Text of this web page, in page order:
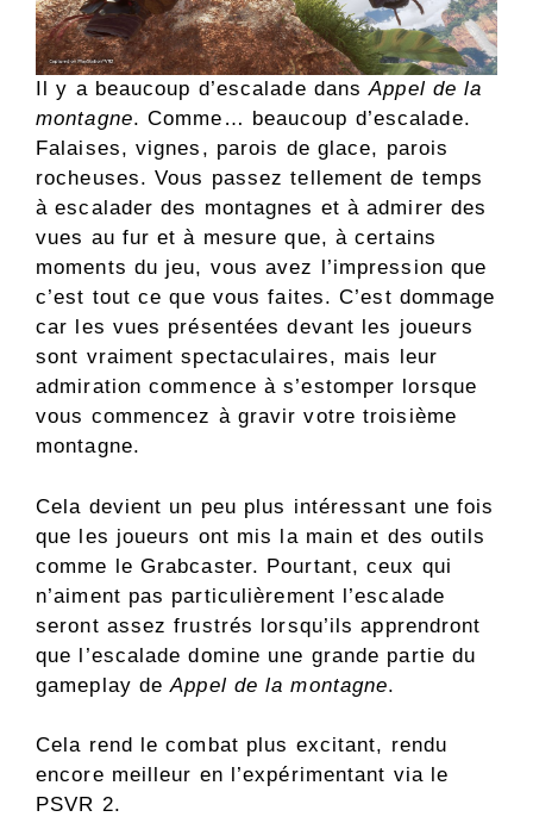
Il y a beaucoup d’escalade dansAppel de la
montagne. Comme… beaucoup d’escalade.
Falaises, vignes, parois de glace, parois
rocheuses. Vous passez tellement de temps
à escalader des montagnes et à admirer des
vues au fur et à mesure que, à certains
moments du jeu, vous avez l’impression que
c’est tout ce que vous faites. C’est dommage
car les vues présentées devant les joueurs
sont vraiment spectaculaires, mais leur
admiration commence à s’estomper lorsque
vous commencez à gravir votre troisième
montagne.
Cela devient un peu plus intéressant une fois
que les joueurs ont mis la main et des outils
comme le Grabcaster. Pourtant, ceux qui
n’aiment pas particulièrement l’escalade
seront assez frustrés lorsqu’ils apprendront
que l’escalade domine une grande partie du
gameplay deAppel de la montagne.
Cela rend le combat plus excitant, rendu
encore meilleur en l’expérimentant via le
PSVR 2.